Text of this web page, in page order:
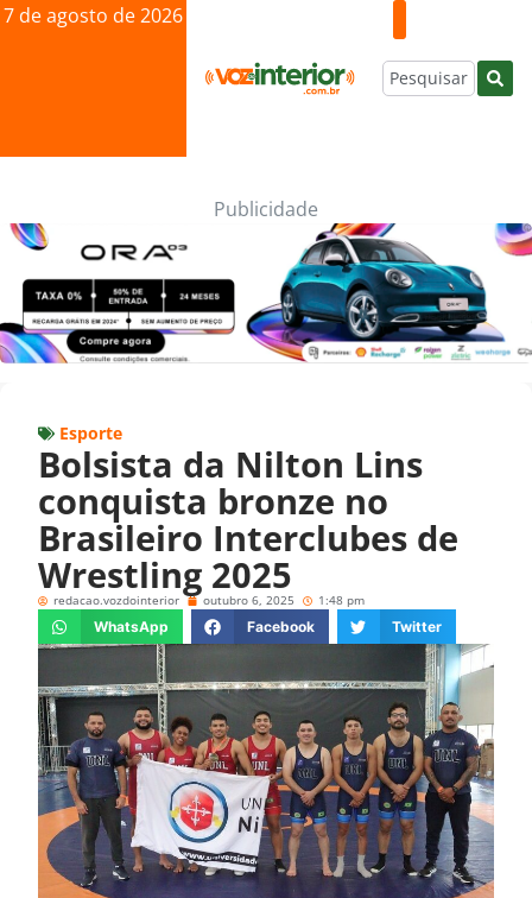
7 de agosto de 2026
Publicidade
Esporte
Bolsista da Nilton Lins
conquista bronze no
Brasileiro Interclubes de
Wrestling 2025
redacao.vozdointerior outubro 6, 2025 1:48 pm
WhatsApp Facebook Twitter